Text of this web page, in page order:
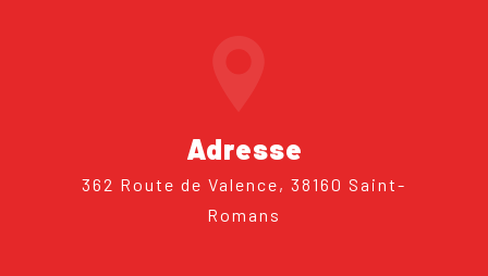
Adresse
362 Route de Valence, 38160 Saint-
Romans